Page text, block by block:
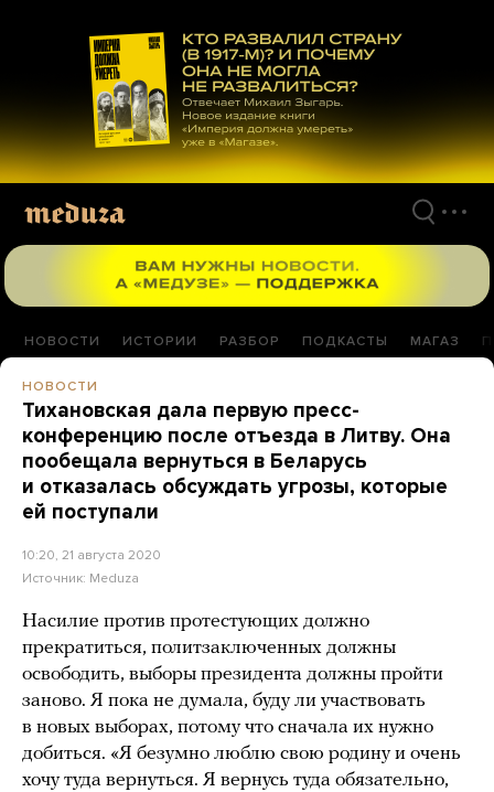
материалам
НОВОСТИ ИСТОРИИ РАЗБОР ПОДКАСТЫ МАГАЗ
НОВОСТИ
Тихановская дала первую пресс-
конференцию после отъезда в Литву. Она
пообещала вернуться в Беларусь
и отказалась обсуждать угрозы, которые
ей поступали
10:20, 21 августа 2020
Источник: Meduza
Насилие против протестующих должно
прекратиться, политзаключенных должны
освободить, выборы президента должны пройти
заново. Я пока не думала, буду ли участвовать
в новых выборах, потому что сначала их нужно
добиться. «Я безумно люблю свою родину и очень
хочу туда вернуться. Я вернусь туда обязательно,